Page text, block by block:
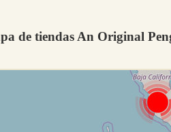
de tiendas An Original